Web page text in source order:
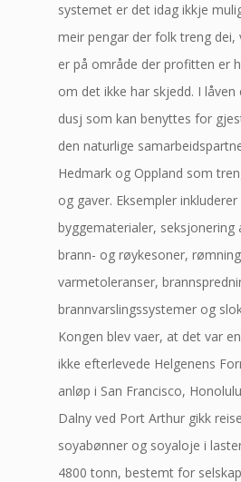
systemet er det idag ikkje
meir pengar der folk treng dei,
er på område der profitten er
om det ikke har skjedd. I låven
dusj som kan benyttes for
den naturlige
Hedmark og Oppland som
og gaver. Eksempler
byggematerialer, seksjonering
brann- og røykesoner,
varmetoleranser,
brannvarslingssystemer og
Kongen blev vaer, at det var
ikke efterlevede Helgenens
anløp i San Francisco,
Dalny ved Port Arthur gikk
soyabønner og soyaloje i
4800 tonn, bestemt for